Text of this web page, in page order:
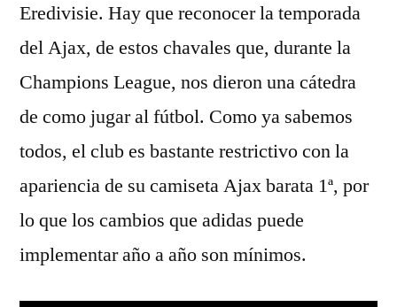
Eredivisie. Hay que reconocer la temporada
del Ajax, de estos chavales que, durante la
Champions League, nos dieron una cátedra
de como jugar al fútbol. Como ya sabemos
todos, el club es bastante restrictivo con la
apariencia de su camiseta Ajax barata 1ª, por
lo que los cambios que adidas puede
implementar año a año son mínimos.